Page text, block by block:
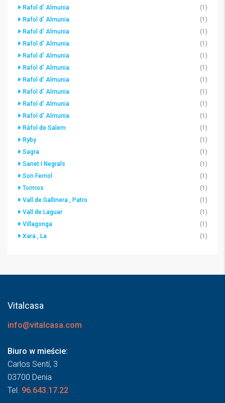
Rafol d' Almunia
(1)
Rafol d' Almunia
(1)
Rafol d' Almunia
(1)
Rafol d' Almunia
(1)
Rafol d' Almunia
(1)
Rafol d' Almunia
(1)
Rafol d' Almunia
(1)
Rafol d' Almunia
(1)
Rafol d' Almunia
(1)
Rafol d' Almunia
(1)
Ráfol de Salem
(1)
Ryby
(1)
Sagra
(1)
Sanet I Negrals
(1)
Son Ferriol
(1)
Tormos
(1)
Vall de Gallinera , Patro
(1)
Vall de Laguar
(1)
Villagonga
(1)
Xara , La
(1)
Vitalcasa
info@vitalcasa.com
Biuro w mieście:
Carlos Sentí, 3
03700 Denia
Tel. 96.643.17.22